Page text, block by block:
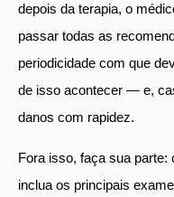
depois da terapia, o
passar todas as
periodicidade com que
de isso acontecer — e,
danos com rapidez.
Fora isso, faça sua parte:
inclua os principais